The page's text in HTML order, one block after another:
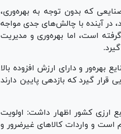
که بدون توجه به بهره‌وری،
در آینده با چالش‌های جدی مواجه
است، اما بهره‌وری و مدیریت
و دارای ارزش افزوده بالا
گیرد که بازدهی پایین دارند
ارزی کشور اظهار داشت: اولویت
است و واردات کالا‌های غیرضرور و